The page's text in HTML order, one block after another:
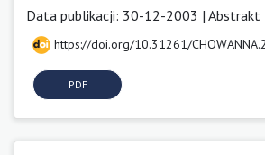
Data publikacji: 30-12-2003 | Abstrakt
https://doi.org/10.31261/
PDF